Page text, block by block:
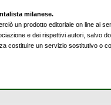
milanese.
un prodotto editoriale on line ai
e dei rispettivi autori,
costituire un servizio sostitutivo o